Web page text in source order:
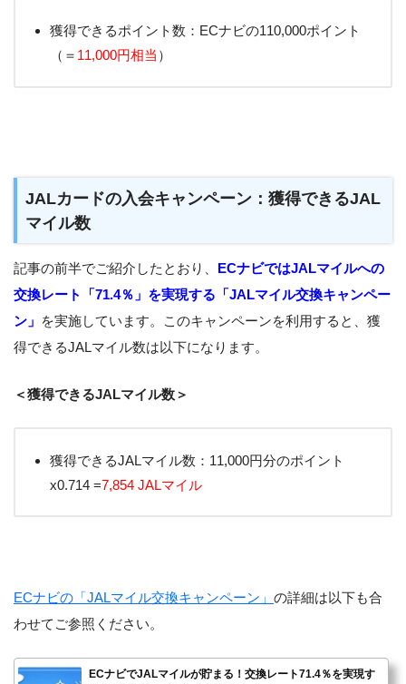
獲得できるポイント数：ECナビの110,000ポイント
（＝ 11,000円相当 ）
JALカードの入会キャンペーン：獲得できるJAL
マイル数
記事の前半でご紹介したとおり、 ECナビではJALマイルへの
交換レート「71.4％」を実現する「JALマイル交換キャンペー
ン」 を実施しています。このキャンペーンを利用すると、獲
得できるJALマイル数は以下になります。
＜獲得できるJALマイル数＞
獲得できるJALマイル数：11,000円分のポイント
x0.714 =7,854 JALマイル
ECナビの「JALマイル交換キャンペーン」 の詳細は以下も合
わせてご参照ください。
ECナビでJALマイルが貯まる！交換レート71.4％を実現す